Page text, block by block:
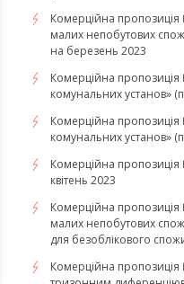
​​​​​​​Комерційна
малих непобутових
на березень 2023
​​​​​​​Комерційна
комунальних установ»
Комерційна
комунальних установ»
Комерційна
квітень 2023
Комерційна
малих непобутових
для безоблікового
Комерційна